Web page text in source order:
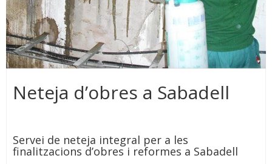
Neteja d’obres a Sabadell
Servei de neteja integral per a les
finalitzacions d’obres i reformes a Sabadell